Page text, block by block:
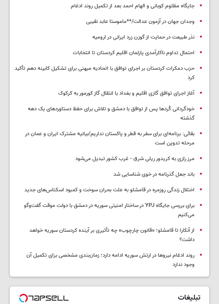
جایگاه مظلوم کوبانی و الهام احمد بعد از تکمیل روند ادغام
وجدان جهان در آزمون عدالت/**ماموستا عابد نقیبی
نذر طبیعت در حمایت از گوزن زرد ایرانی در ارومیه
احتمال تداوم ناکارآمدی پارلمان اقلیم کردستان تا انتخابات
حزب دمکرات کردستان بر اجرای توافق با اتحادیه میهنی برای تشکیل کابینه دهم تأکید
کرد
آغاز اجرای توافق گازی اقلیم و بغداد با انتقال گاز کورمور به کرکوک
خودگردانی کُردها پس از توافق با دمشق و تلاش برای حفظ دستاوردهای یک دهه
گذشته
بقائی: برنامه‌ای برای سفر به قطر و پاکستان نداریم/بیانیه مشترک ایران و عمان در
مرحله تدوین است
مرز رازی به کریدور ریلی شرق - غرب کشور تبدیل می‌شود
باند جعل گذرنامه در خوی شناسایی شد
اختلال زندگی روزمره در قامشلو به علت بحران سوخت و کمبود اسکناس‌های جدید
برای بررسی جایگاه YPJ در ساختار امنیتی سوریه در دمشق با دولت موقت گفت‌وگو
می‌کنیم
از آنکارا تا قامشلو؛ «قانون چارچوب» چه تأثیری بر آینده کردستان سوریه خواهد
داشت؟
روند ادغام نیروها در ارتش سوریه ادامه دارد؛ زمان‌بندی مشخصی برای تکمیل آن
وجود ندارد
تبلیغات